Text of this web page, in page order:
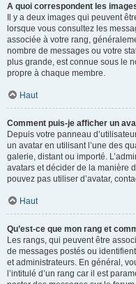
A quoi correspondent les
Il y a deux images qui peuvent
lorsque vous consultez les
associée à votre rang,
nombre de messages ou votre
plus grande, est connue sous le
propre à chaque membre.
Haut
Comment puis-je afficher un
Depuis votre panneau
un avatar en utilisant l’une des
galerie, distant ou importé.
avatars et décider de la manière
pouvez pas utiliser d’avatar,
Haut
Qu’est-ce que mon rang et
Les rangs, qui peuvent être
de messages postés ou
et administrateurs. En général,
l’intitulé d’un rang car il est